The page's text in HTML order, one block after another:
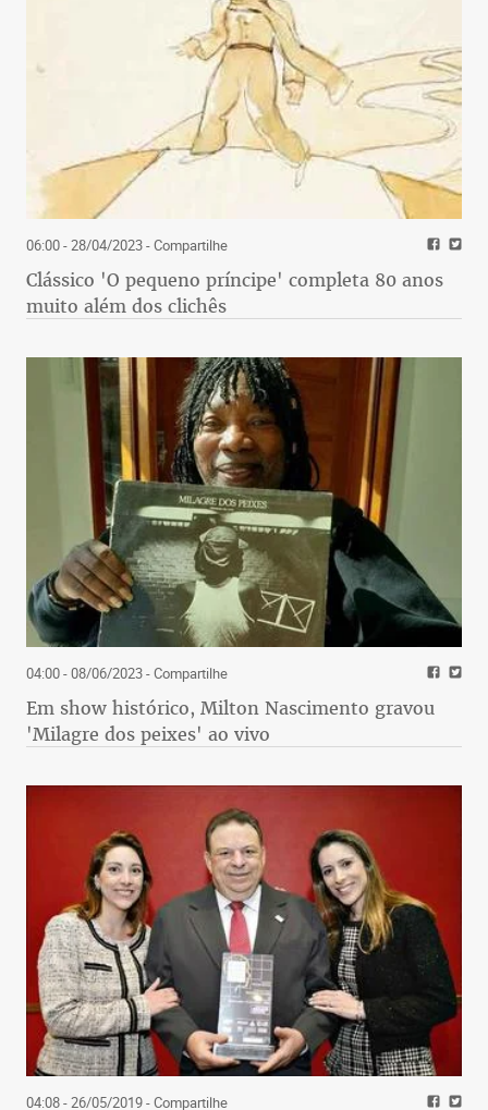
06:00 - 28/04/2023- Compartilhe
Clássico 'O pequeno príncipe' completa 80 anos
muito além dos clichês
04:00 - 08/06/2023- Compartilhe
Em show histórico, Milton Nascimento gravou
'Milagre dos peixes' ao vivo
04:08 - 26/05/2019- Compartilhe